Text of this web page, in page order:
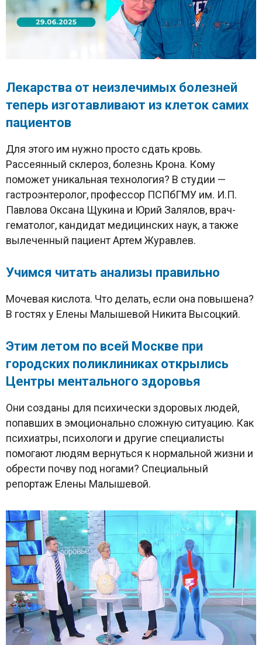
Лекарства от неизлечимых болезней
теперь изготавливают из клеток самих
пациентов
Для этого им нужно просто сдать кровь.
Рассеянный склероз, болезнь Крона. Кому
поможет уникальная технология? В студии —
гастроэнтеролог, профессор ПСПбГМУ им. И.П.
Павлова Оксана Щукина и Юрий Залялов, врач-
гематолог, кандидат медицинских наук, а также
вылеченный пациент Артем Журавлев.
Учимся читать анализы правильно
Мочевая кислота. Что делать, если она повышена?
В гостях у Елены Малышевой Никита Высоцкий.
Этим летом по всей Москве при
городских поликлиниках открылись
Центры ментального здоровья
Они созданы для психически здоровых людей,
попавших в эмоционально сложную ситуацию. Как
психиатры, психологи и другие специалисты
помогают людям вернуться к нормальной жизни и
обрести почву под ногами? Специальный
репортаж Елены Малышевой.